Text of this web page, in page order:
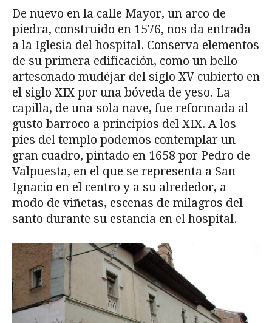
De nuevo en la calle Mayor, un arco de
piedra, construido en 1576, nos da entrada
a la Iglesia del hospital. Conserva elementos
de su primera edificación, como un bello
artesonado mudéjar del siglo XV cubierto en
el siglo XIX por una bóveda de yeso. La
capilla, de una sola nave, fue reformada al
gusto barroco a principios del XIX. A los
pies del templo podemos contemplar un
gran cuadro, pintado en 1658 por Pedro de
Valpuesta, en el que se representa a San
Ignacio en el centro y a su alrededor, a
modo de viñetas, escenas de milagros del
santo durante su estancia en el hospital.